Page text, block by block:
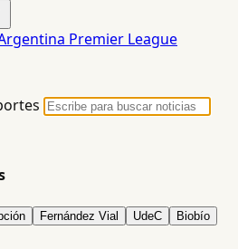
Premier League
Fernández Vial UdeC Biobío